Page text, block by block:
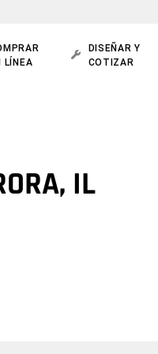
LÍNEA
DISEÑAR Y
COTIZAR
IL